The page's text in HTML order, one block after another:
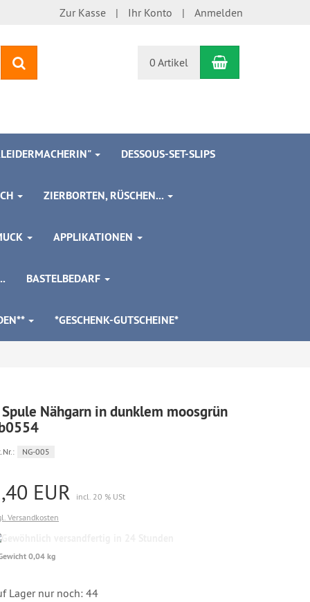
Zur Kasse Ihr Konto Anmelden
0 Artikel Warenkorb
DESSOUS-SET-SLIPS
ZIERBORTEN, RÜSCHEN...
APPLIKATIONEN
BASTELBEDARF
*GESCHENK-GUTSCHEINE*
Nähgarn in dunklem moosgrün
NG-005
EUR
incl. 20 % USt
Versandkosten
0,04 kg
Lager nur noch: 44